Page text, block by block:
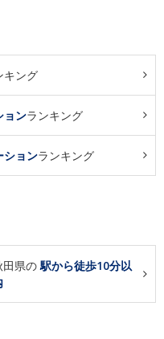
キング
ョンランキング
ションランキング
田県の駅から徒歩10分以